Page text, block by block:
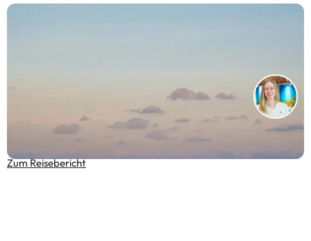
Mein Schiff Relax – Wenn das Meer zur Ruheoase
Zum Reisebericht